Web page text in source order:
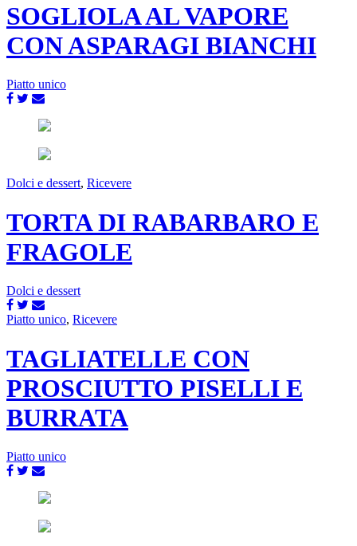
SOGLIOLA AL VAPORE
CON ASPARAGI BIANCHI
Piatto unico
Dolci e dessert, Ricevere
TORTA DI RABARBARO E
FRAGOLE
Dolci e dessert
Piatto unico, Ricevere
TAGLIATELLE CON
PROSCIUTTO PISELLI E
BURRATA
Piatto unico